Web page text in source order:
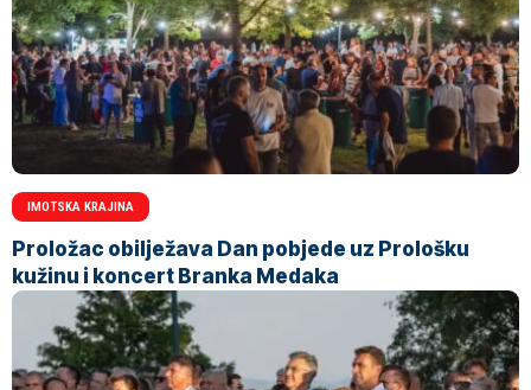
IMOTSKA KRAJINA
Proložac obilježava Dan pobjede uz Prološku
kužinu i koncert Branka Medaka